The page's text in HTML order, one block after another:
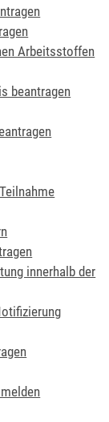
Arbeitsstoffen
beantragen
innerhalb der